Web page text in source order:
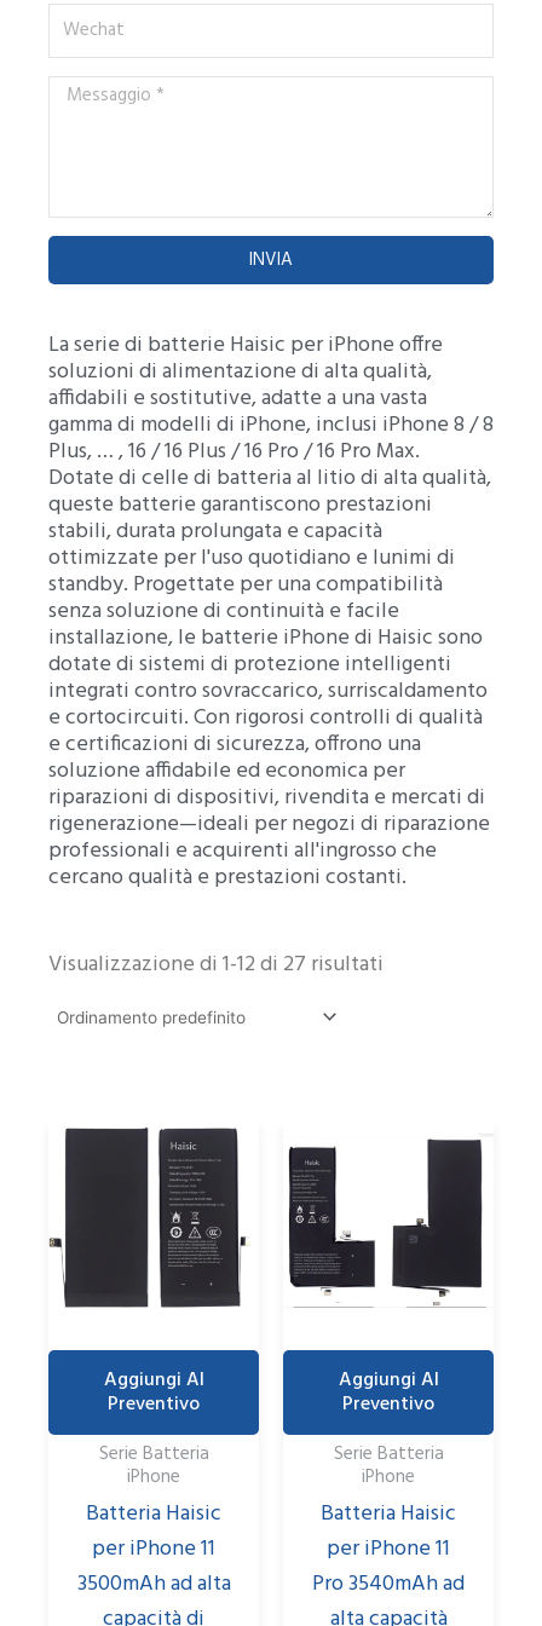
Wechat
Messaggio
INVIA
La serie di batterie Haisic per iPhone offre
soluzioni di alimentazione di alta qualità,
affidabili e sostitutive, adatte a una vasta
gamma di modelli di iPhone, inclusi iPhone 8 / 8
Plus, … , 16 / 16 Plus / 16 Pro / 16 Pro Max.
Dotate di celle di batteria al litio di alta qualità,
queste batterie garantiscono prestazioni
stabili, durata prolungata e capacità
ottimizzate per l'uso quotidiano e lunimi di
standby. Progettate per una compatibilità
senza soluzione di continuità e facile
installazione, le batterie iPhone di Haisic sono
dotate di sistemi di protezione intelligenti
integrati contro sovraccarico, surriscaldamento
e cortocircuiti. Con rigorosi controlli di qualità
e certificazioni di sicurezza, offrono una
soluzione affidabile ed economica per
riparazioni di dispositivi, rivendita e mercati di
rigenerazione—ideali per negozi di riparazione
professionali e acquirenti all'ingrosso che
cercano qualità e prestazioni costanti.
Visualizzazione di 1-12 di 27 risultati
Aggiungi Al
Preventivo
Serie Batteria
iPhone
Batteria Haisic
per iPhone 11
3500mAh ad alta
Aggiungi Al
Preventivo
Serie Batteria
iPhone
Batteria Haisic
per iPhone 11
Pro 3540mAh ad